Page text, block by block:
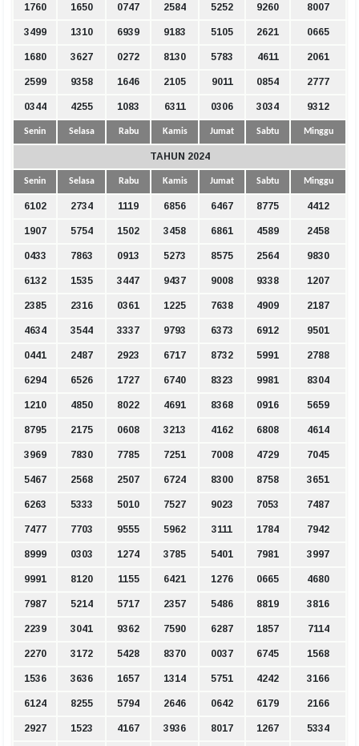
1760 1650 0747 2584 5252 9260 8007
3499 1310 6939 9183 5105 2621 0665
1680 3627 0272 8130 5783 4611 2061
2599 9358 1646 2105 9011 0854 2777
0344 4255 1083 6311 0306 3034 9312
Senin Selasa Rabu Kamis Jumat Sabtu Minggu
TAHUN 2024
Senin Selasa Rabu Kamis Jumat Sabtu Minggu
6102 2734 1119 6856 6467 8775 4412
1907 5754 1502 3458 6861 4589 2458
0433 7863 0913 5273 8575 2564 9830
6132 1535 3447 9437 9008 9338 1207
2385 2316 0361 1225 7638 4909 2187
4634 3544 3337 9793 6373 6912 9501
0441 2487 2923 6717 8732 5991 2788
6294 6526 1727 6740 8323 9981 8304
1210 4850 8022 4691 8368 0916 5659
8795 2175 0608 3213 4162 6808 4614
3969 7830 7785 7251 7008 4729 7045
5467 2568 2507 6724 8300 8758 3651
6263 5333 5010 7527 9023 7053 7487
7477 7703 9555 5962 3111 1784 7942
8999 0303 1274 3785 5401 7981 3997
9991 8120 1155 6421 1276 0665 4680
7987 5214 5717 2357 5486 8819 3816
2239 3041 9362 7590 6287 1857 7114
2270 3172 5428 8370 0037 6745 1568
1536 3636 1657 1314 5751 4242 3166
6124 8255 5794 2646 0642 6179 2166
2927 1523 4167 3936 8017 1267 5334